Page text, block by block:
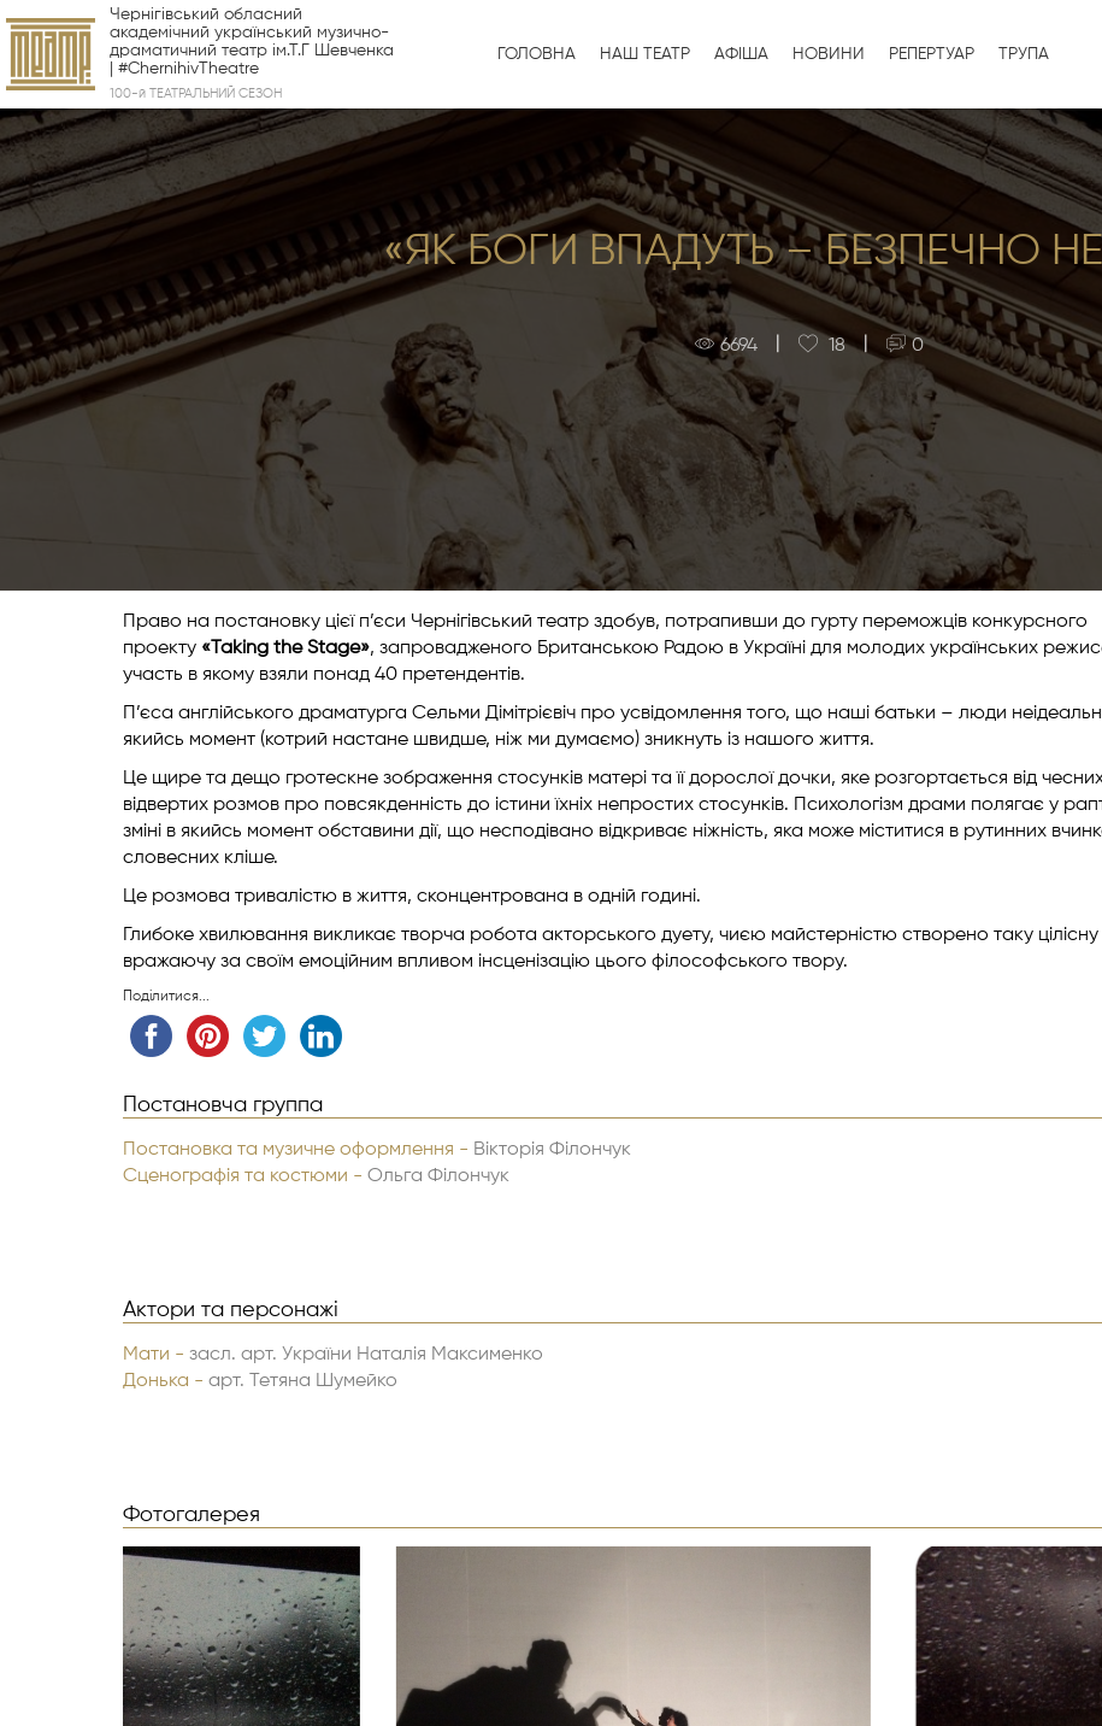
Чернігівський обласний
академічний український музично-
драматичний театр ім.Т.Г Шевченка
| #ChernihivTheatre
100-й ТЕАТРАЛЬНИЙ СЕЗОН
ГОЛОВНА НАШ ТЕАТР АФІША НОВИНИ РЕПЕРТУАР ТРУПА
«ЯК БОГИ ВПАДУТЬ – БЕЗПЕЧНО
6694 18 0
Право на постановку цієї п’єси Чернігівський театр здобув, потрапивши до гурту переможців конкурсного
проекту «Taking the Stage», запровадженого Британською Радою в Україні для молодих українських
участь в якому взяли понад 40 претендентів.
П’єса англійського драматурга Сельми Дімітрієвіч про усвідомлення того, що наші батьки – люди
якийсь момент (котрий настане швидше, ніж ми думаємо) зникнуть із нашого життя.
Це щире та дещо гротескне зображення стосунків матері та її дорослої дочки, яке розгортається від
відвертих розмов про повсякденність до істини їхніх непростих стосунків. Психологізм драми полягає у
зміні в якийсь момент обставини дії, що несподівано відкриває ніжність, яка може міститися в рутинних
словесних кліше.
Це розмова тривалістю в життя, сконцентрована в одній годині.
Глибоке хвилювання викликає творча робота акторського дуету, чиєю майстерністю створено таку цілісну
вражаючу за своїм емоційним впливом інсценізацію цього філософського твору.
Поділитися...
Постановча группа
Постановка та музичне оформлення - Вікторія Філончук
Сценографія та костюми - Ольга Філончук
Актори та персонажі
Мати - засл. арт. України Наталія Максименко
Донька - арт. Тетяна Шумейко
Фотогалерея